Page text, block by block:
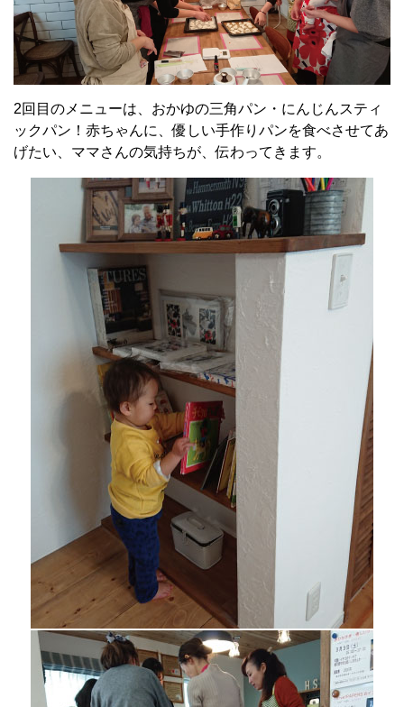
2回目のメニューは、おかゆの三角パン・にんじんスティ
ックパン！赤ちゃんに、優しい手作りパンを食べさせてあ
げたい、ママさんの気持ちが、伝わってきます。